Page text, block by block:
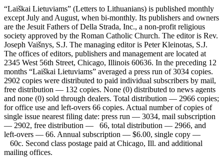
“Laiškai Lietuviams” (Letters to Lithuanians) is published monthly
except July and August, when bi-monthly. Its publishers and owners
are the Jesuit Fathers of Della Strada, Inc., a non-profit religious
society approved by the Roman Catholic Church. The editor is Rev.
Joseph Vaišnys, S.J. The managing editor is Peter Kleinotas, S.J.
The offices of editors, publishers and management are located at
2345 West 56th Street, Chicago, Illinois 60636. In the preceding 12
months “Laiškai Lietuviams” averaged a press run of 3034 copies.
2902 copies were distributed to paid individual subscribers by mail,
free distribution — 132 copies. None (0) distributed to news agents
and none (0) sold through dealers. Total distribution — 2966 copies;
for office use and left-overs 66 copies. Actual number of copies of
single issue nearest filing date: press run — 3034, mail subscription
— 2902, free distribution — 66, total distribution — 2966, and
left-overs — 66. Annual subscription — $6.00, single copy —
60c. Second class postage paid at Chicago, Ill. and additional
mailing offices.